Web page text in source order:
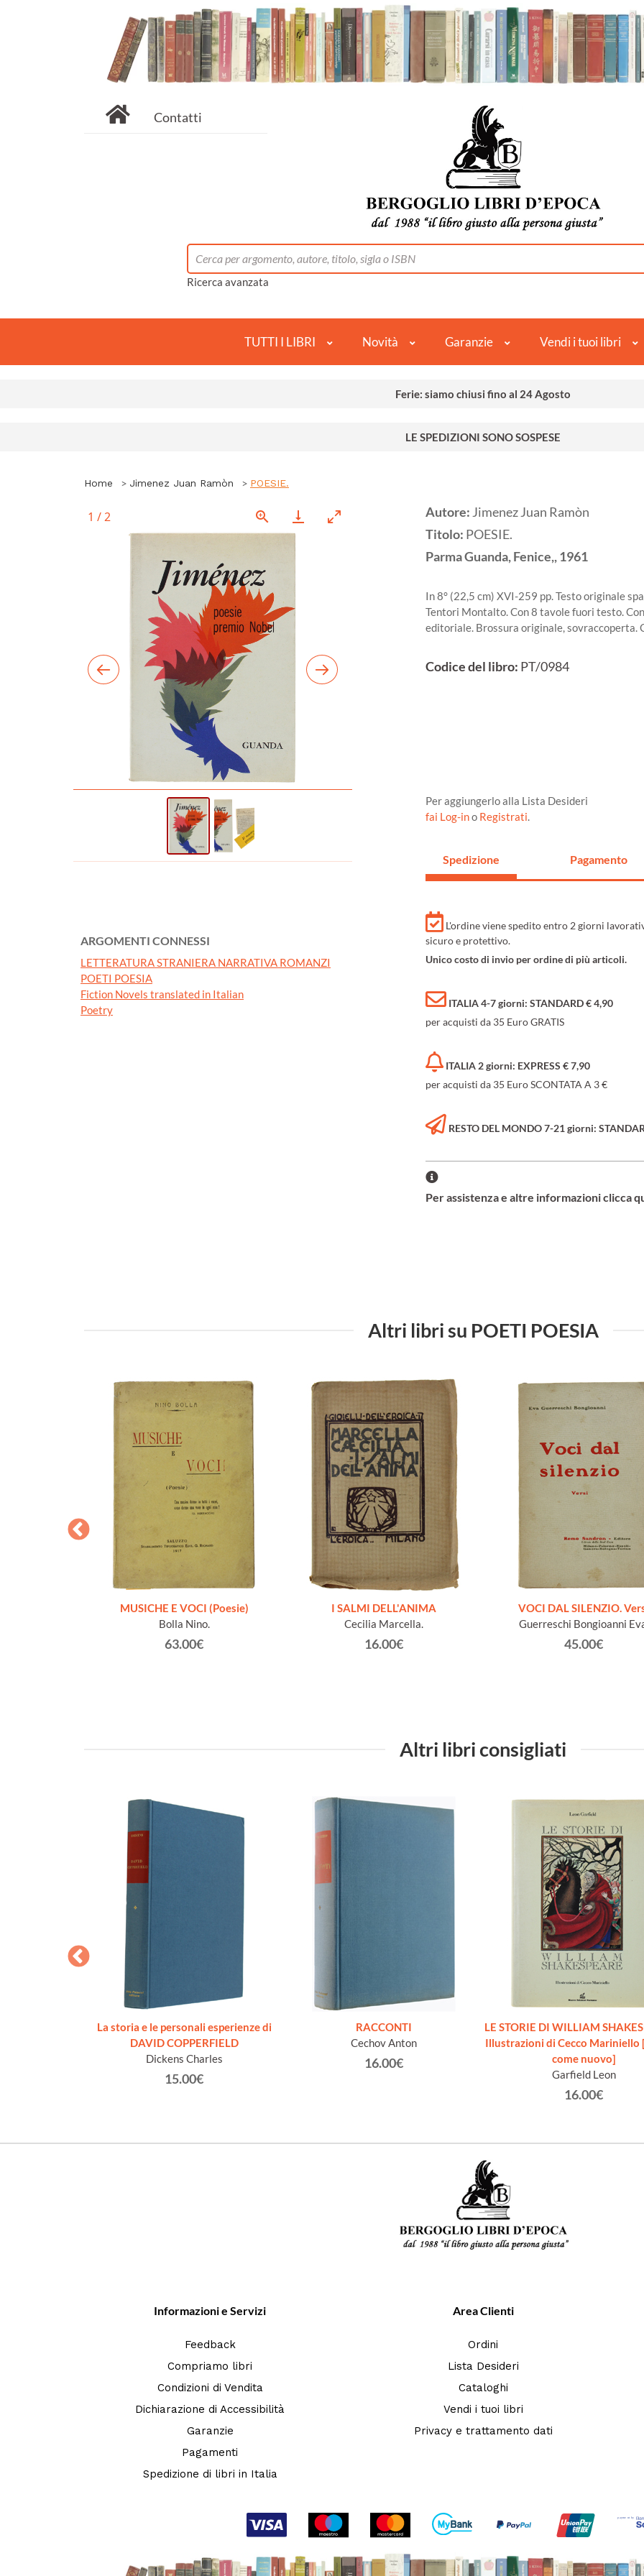
Contatti
Ricerca avanzata
TUTTI I LIBRI Novità Garanzie Vendi i tuoi libri
Ferie: siamo chiusi fino al 24 Agosto
LE SPEDIZIONI SONO SOSPESE
Home Jimenez Juan Ramòn POESIE.
1 /2
ARGOMENTI CONNESSI
LETTERATURA STRANIERA NARRATIVA ROMANZI
POETI POESIA
Fiction Novels translated in Italian
Poetry
Autore: Jimenez Juan Ramòn
Titolo: POESIE.
ParmaGuanda, Fenice,,1961
In 8° (22,5 cm) XVI-259 pp. Testo originale
Tentori Montalto. Con 8 tavole fuori testo.
editoriale. Brossura originale, sovraccoperta.
Codice del libro: PT/0984
Per aggiungerlo alla Lista Desideri
fai Log-ino Registrati.
Spedizione Pagamento
L'ordine viene spedito entro 2 giorni
sicuro e protettivo.
Unico costo di invio per ordine di più articoli.
ITALIA 4-7 giorni: STANDARD € 4,90
per acquisti da 35 Euro GRATIS
ITALIA 2 giorni: EXPRESS € 7,90
per acquisti da 35 Euro SCONTATA A 3 €
RESTO DEL MONDO 7-21 giorni:
Per assistenza e altre informazioni clicca
Altri libri su POETI POESIA
MUSICHE E VOCI (Poesie)
Bolla Nino.
63.00€
I SALMI DELL'ANIMA
Cecilia Marcella.
16.00€
VOCI DAL SILENZIO.
Guerreschi Bongioanni
45.00€
Altri libri consigliati
La storia e le personali esperienze di
DAVID COPPERFIELD
Dickens Charles
15.00€
RACCONTI
Cechov Anton
16.00€
LE STORIE DI WILLIAM
Illustrazioni di Cecco Mariniello
come nuovo]
Garfield Leon
16.00€
Informazioni e Servizi
Feedback
Compriamo libri
Condizioni di Vendita
Dichiarazione di Accessibilità
Garanzie
Pagamenti
Spedizione di libri in Italia
Area Clienti
Ordini
Lista Desideri
Cataloghi
Vendi i tuoi libri
Privacy e trattamento dati